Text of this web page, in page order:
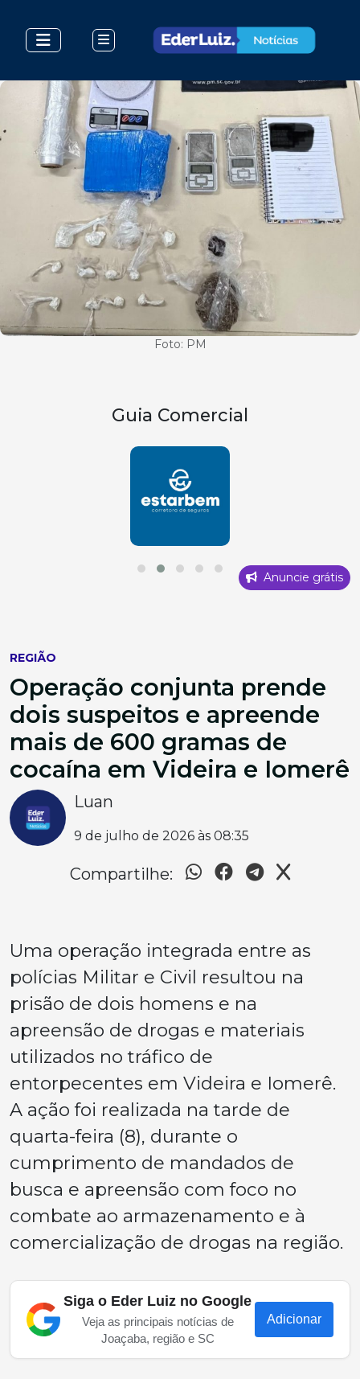
Foto: PM
Guia Comercial
Anuncie grátis
REGIÃO
Operação conjunta prende
dois suspeitos e apreende
mais de 600 gramas de
cocaína em Videira e Iomerê
Luan
9 de julho de 2026 às 08:35
Compartilhe:
Uma operação integrada entre as
polícias Militar e Civil resultou na
prisão de dois homens e na
apreensão de drogas e materiais
utilizados no tráfico de
entorpecentes em Videira e Iomerê.
A ação foi realizada na tarde de
quarta-feira (8), durante o
cumprimento de mandados de
busca e apreensão com foco no
combate ao armazenamento e à
comercialização de drogas na região.
Siga o Eder Luiz no Google
Veja as principais notícias de
Joaçaba, região e SC
Adicionar